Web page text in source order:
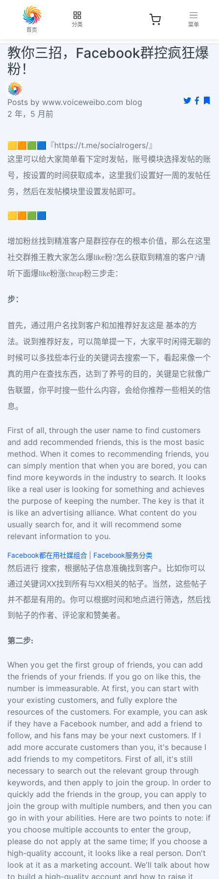
首页
分类 菜单
教你三招，Facebook群控疯狂爆
粉！
Posts by www.voiceweibo.com blog
2 年，5 月前
🟨🟧🟩🟦『https://t.me/socialrogers/』
这里可以给大家简单看下定时发帖，账号模块选择发帖的账
号，按设置的时间获取成本，这里我们设置好一周的发帖任
务，然后在发帖模块里设置发帖即可。
🟨🟧🟩🟦
增加粉丝找到精准客户是群控存在的根本价值，那么在这里
社交群推王教大家怎么爆like粉?怎么获取到精准的客户?请
听下面爆like粉涨cheap粉三步走：
步：
首先，通过用户名找到客户和加推荐好友这是 基本的方
法。说到推荐好友，可以简单提一下，大家平时闲得无聊的
时候可以多找些本行业的关键词去搜索一下，看起来像一个
真的用户在查找东西，达到了养号的目的，关键是它就像广
告联盟，你平时搜一些什么内容，会给你推荐一些相关的信
息。
First of all, through the user name to find customers
and add recommended friends, this is the most basic
method. When it comes to recommending friends, you
can simply mention that when you are bored, you can
find more keywords in the industry to search. It looks
like a real user is looking for something and achieves
the purpose of keeping the number. The key is that it
is like an advertising alliance. What content do you
usually search for, and it will recommend some
relevant information to you.
Facebook都在用社媒组合 Facebook服务分类
然后进行 搜索，根据帖子信息准确找到客户。比如你可以
通过关键词XX找到所有与XX相关的帖子。当然，这些帖子
并不都是有用的。你可以根据时间和地点进行筛选，然后找
到帖子的作者、评论家和赞美者。
第二步:
When you get the first group of friends, you can add
the friends of your friends. If you go on like this, the
number is immeasurable. At first, you can start with
your existing customers, and fully explore the
resources of the customers. For example, you can ask
if they have a Facebook number, and add a friend to
follow, and his fans may be your next customers. If I
add more accurate customers than you, it's because I
add friends to my competitors. First of all, it's still
necessary to search out the relevant group through
keywords, and then apply to join the group. In order to
quickly add the friends in the group, you can apply to
join the group with multiple numbers, and then you can
go in with your abilities. Here are two points to note: if
you choose multiple accounts to enter the group,
please do not apply at the same time; If you choose a
high-quality account, it looks like a real person. Don't
look at it as a marketing account. We'll talk about how
to build a high-quality account and how to raise it